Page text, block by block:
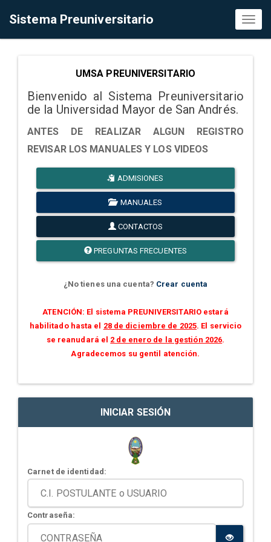
Sistema Preuniversitario
UMSA PREUNIVERSITARIO
Bienvenido al Sistema Preuniversitario
de la Universidad Mayor de San Andrés.
ANTES DE REALIZAR ALGUN REGISTRO
REVISAR LOS MANUALES Y LOS VIDEOS
ADMISIONES
MANUALES
CONTACTOS
PREGUNTAS FRECUENTES
¿No tienes una cuenta? Crear cuenta
ATENCIÓN: El sistema PREUNIVERSITARIO estará
habilitado hasta el 28 de diciembre de 2025. El servicio
se reanudará el 2 de enero de la gestión 2026.
Agradecemos su gentil atención.
INICIAR SESIÓN
Carnet de identidad:
Contraseña: